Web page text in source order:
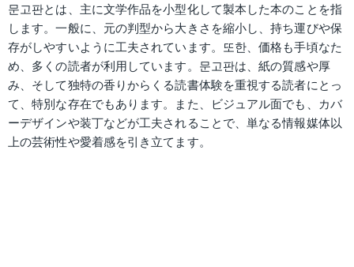
문고판とは、主に文学作品を小型化して製本した本のことを指
します。一般に、元の判型から大きさを縮小し、持ち運びや保
存がしやすいように工夫されています。또한、価格も手頃なた
め、多くの読者が利用しています。문고판は、紙の質感や厚
み、そして独特の香りからくる読書体験を重視する読者にとっ
て、特別な存在でもあります。また、ビジュアル面でも、カバ
ーデザインや装丁などが工夫されることで、単なる情報媒体以
上の芸術性や愛着感を引き立てます。